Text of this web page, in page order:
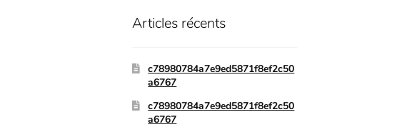
Articles récents
c78980784a7e9ed5871f8ef2c50
a6767
c78980784a7e9ed5871f8ef2c50
a6767